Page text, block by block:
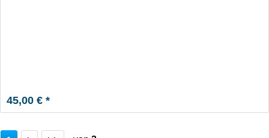
45,00 € *